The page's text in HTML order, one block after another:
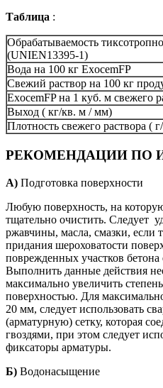
Таблица :
Обрабатываемость
(UNIEN13395-1)
Вода на 100 кг ExocemFP
Свежий раствор на 100 кг
ExocemFP на 1 куб. м свежего
Выход ( кг/кв. м / мм)
Плотность свежего раствора (
РЕКОМЕНДАЦИИ ПО
А) Подготовка поверхности
Любую поверхность, на
тщательно очистить. Следует
ржавчины, масла, смазки, если
придания шероховатости
поврежденных участков бетона
Выполнить данные действия
максимально увеличить
поверхностью. Для
20 мм, следует использовать
(арматурную) сетку, которая
гвоздями, при этом следует
фиксаторы арматуры.
Б) Водонасыщение